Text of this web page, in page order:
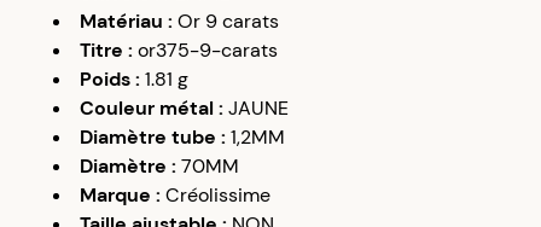
Matériau : Or 9 carats
Titre : or375-9-carats
Poids: 1.81 g
Couleur métal: JAUNE
Diamètre tube : 1,2MM
Diamètre : 70MM
Marque : Créolissime